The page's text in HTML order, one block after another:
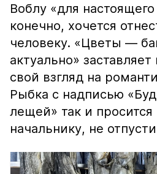
Воблу «для
конечно, хочется
человеку. «Цветы —
актуально»
свой взгляд на
Рыбка с надписью
лещей» так и просится
начальнику, не